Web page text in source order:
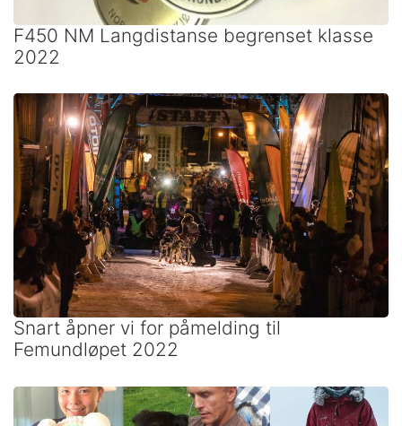
F450 NM Langdistanse begrenset klasse
2022
Snart åpner vi for påmelding til
Femundløpet 2022